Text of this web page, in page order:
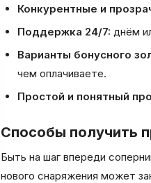
Конкурентные и
Поддержка 24/7: днём
Варианты бонусного
чем оплачиваете.
Простой и понятный
Способы получить
Быть на шаг впереди
нового снаряжения может